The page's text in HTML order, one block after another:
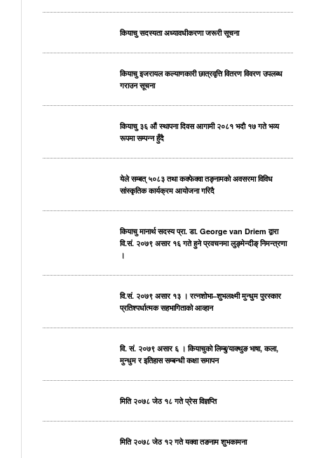
कियाचु सदस्यता अध्यावधीकरणा जरूरी सूचना
कियाचु इजरायल कल्याणकारी छात्रवृत्ति वितरण विवरण उपलब्ध
गराउन सूचना
कियाचु ३६ औं स्थापना दिवस आगामी २०८१ भदाै १७ गते भव्य
रूपमा सम्पन्न हुँदै
येले सम्बत् ५०८३ तथा कक्फेक्वा तङ्नामको अवसरमा विविध
सांस्कृतिक कार्यक्रम आयोजना गरिदै
कियाचु मानार्थ सदस्य प्रा. डा. George van Driem द्वारा
वि.सं. २०७९ असार १६ गते हुने प्रवचनमा लुङ्मेन्दीङ् निमन्त्रणा
।
वि.सं. २०७९ असार १३ । रत्नशोभा–शुभलक्ष्मी मुन्धुम पुरस्कार
प्रतिश्पर्धात्मक सहभागिताको आव्हान
वि. सं. २०७९ असार ६ । कियाचुको लिम्बु/याक्थुङ भाषा, कला,
मुन्धुम र इतिहास सम्बन्धी कक्षा समापन
मिति २०७८ जेठ १८ गते प्रेस विज्ञप्ति
मिति २०७८ जेठ १२ गते यक्वा तङनाम शुभकामना